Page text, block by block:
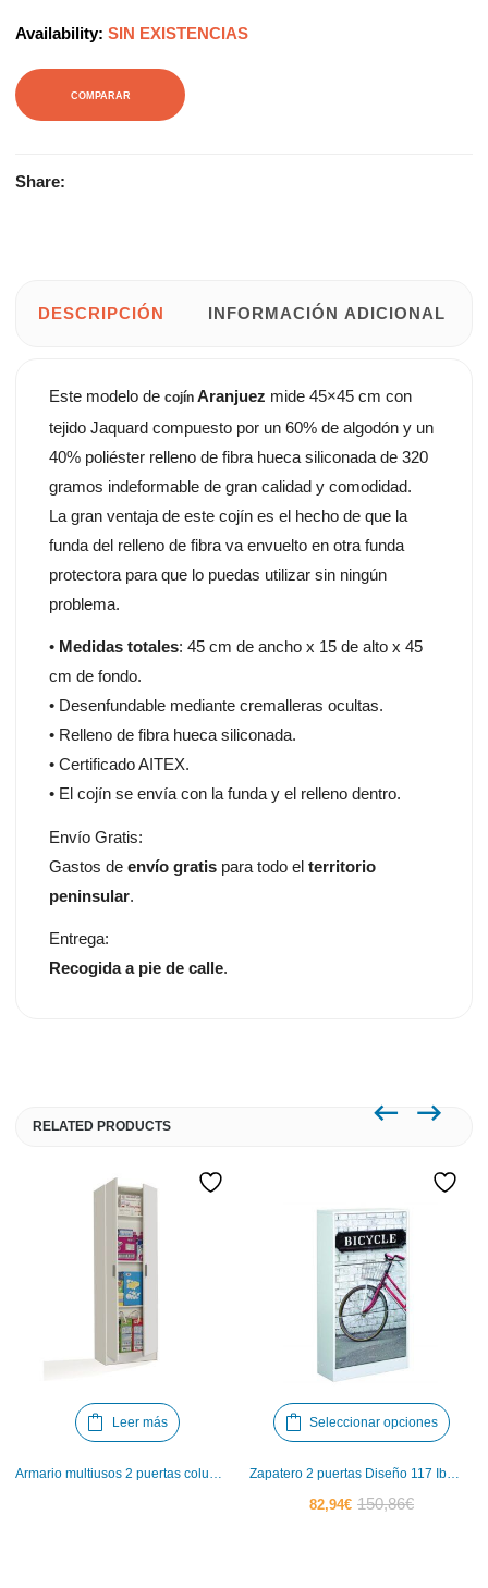
actual
es:
original
era:
Availability:SIN EXISTENCIAS
COMPARAR
Share:
DESCRIPCIÓN INFORMACIÓN ADICIONAL
Este modelo decojín Aranjuez mide 45×45 cm con
tejido Jaquard compuesto por un 60% de algodón y un
40% poliéster relleno de fibra hueca siliconada de 320
gramos indeformable de gran calidad y comodidad.
La gran ventaja de este cojín es el hecho de que la
funda del relleno de fibra va envuelto en otra funda
protectora para que lo puedas utilizar sin ningún
problema.
• Medidas totales: 45 cm de ancho x 15 de alto x 45
cm de fondo.
• Desenfundable mediante cremalleras ocultas.
• Relleno de fibra hueca siliconada.
• Certificado AITEX.
• El cojín se envía con la funda y el relleno dentro.
Envío Gratis:
Gastos deenvío gratis para todo el territorio
peninsular.
Entrega:
Recogida a pie de calle.
RELATED PRODUCTS
Leer más Seleccionar opciones
Este
82,94€El150,86€El